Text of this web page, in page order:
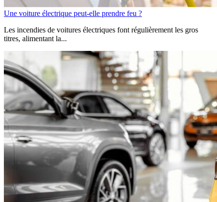
Une voiture électrique peut-elle prendre feu ?
Les incendies de voitures électriques font régulièrement les gros
titres, alimentant la...